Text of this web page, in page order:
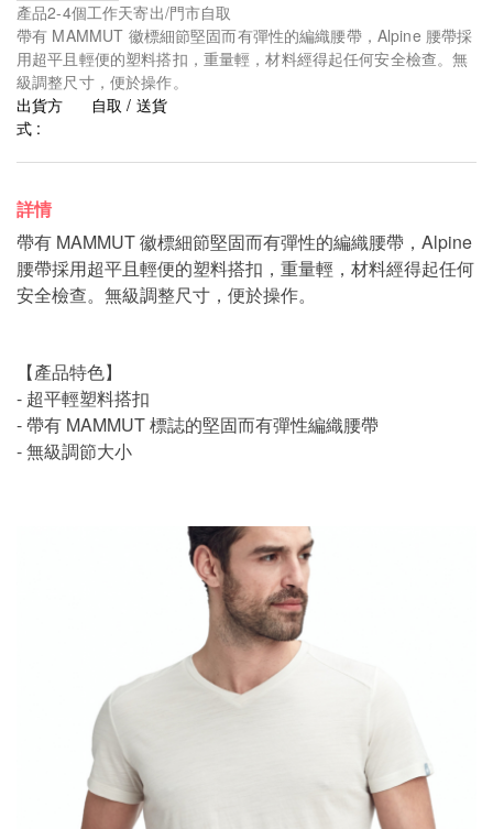
產品2-4個工作天寄出/門市自取
帶有 MAMMUT 徽標細節堅固而有彈性的編織腰帶，Alpine 腰帶採
用超平且輕便的塑料搭扣，重量輕，材料經得起任何安全檢查。無
級調整尺寸，便於操作。
出貨方
式 :
自取 / 送貨
詳情
帶有 MAMMUT 徽標細節堅固而有彈性的編織腰帶，Alpine
腰帶採用超平且輕便的塑料搭扣，重量輕，材料經得起任何
安全檢查。無級調整尺寸，便於操作。
【產品特色】
- 超平輕塑料搭扣
- 帶有 MAMMUT 標誌的堅固而有彈性編織腰帶
- 無級調節大小